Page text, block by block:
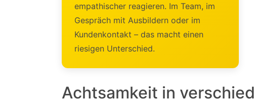
empathischer reagieren. Im Team, im
Gespräch mit Ausbildern oder im
Kundenkontakt – das macht einen
riesigen Unterschied.
Achtsamkeit in